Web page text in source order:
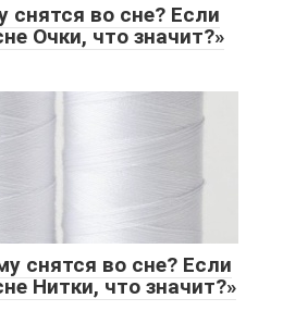
снятся во сне? Если
Очки, что значит?»
снятся во сне? Если
Нитки, что значит?»